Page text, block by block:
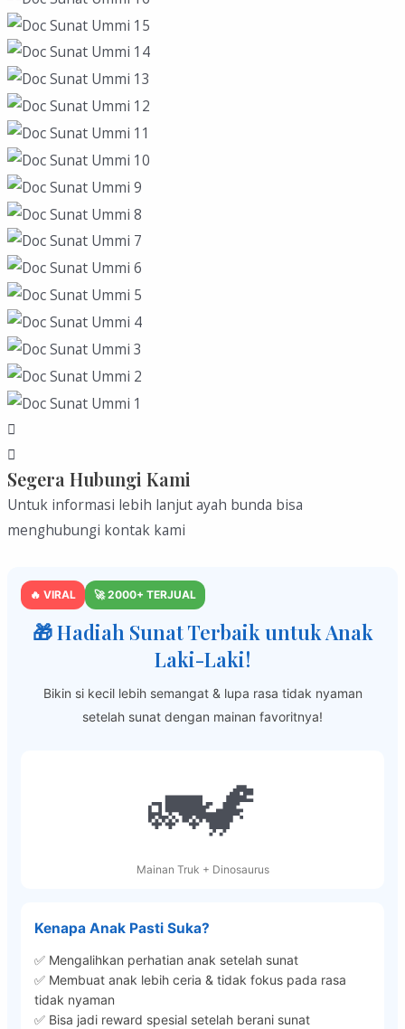
Segera Hubungi Kami
Untuk informasi lebih lanjut ayah bunda bisa
menghubungi kontak kami
🔥 VIRAL 🚀 2000+ TERJUAL
🎁 Hadiah Sunat Terbaik untuk Anak
Laki-Laki!
Bikin si kecil lebih semangat & lupa rasa tidak nyaman
setelah sunat dengan mainan favoritnya!
🚛🦖
Mainan Truk + Dinosaurus
Kenapa Anak Pasti Suka?
✅ Mengalihkan perhatian anak setelah sunat
✅ Membuat anak lebih ceria & tidak fokus pada rasa
tidak nyaman
✅ Bisa jadi reward spesial setelah berani sunat